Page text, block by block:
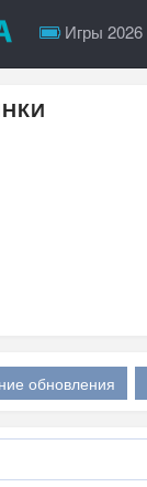
Игры 2026
обновления